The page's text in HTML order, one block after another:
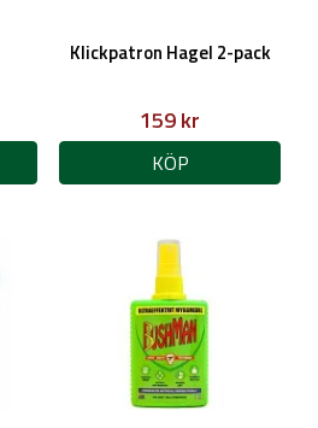
Klickpatron Hagel 2-pack
159 kr
KÖP